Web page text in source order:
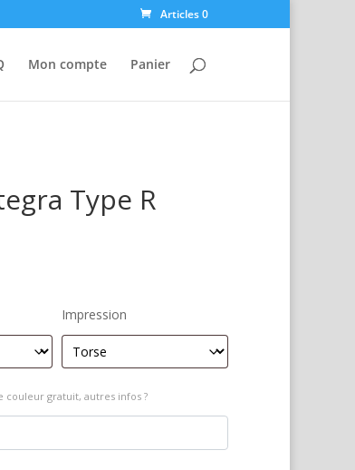
Articles 0
Mon compte Panier
Type R
Impression
couleur gratuit, autres infos ?